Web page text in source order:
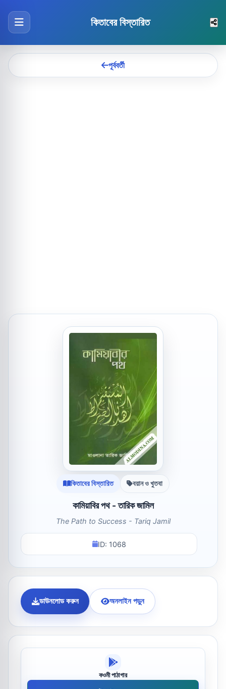
কিতাবের বিস্তারিত
পূর্ববর্তী
কিতাবের বিস্তারিত বয়ান ও খুতবা
কামিয়াবির পথ - তারিক জামিল
The Path to Success - Tariq Jamil
ID: 1068
ডাউনলোড করুন অনলাইন পড়ুন
কওমী পাঠাগার